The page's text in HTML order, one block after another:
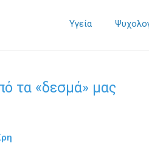
Υγεία
τα «δεσμά» μας